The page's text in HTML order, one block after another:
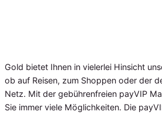
Gold bietet Ihnen in vielerlei Hinsicht
ob auf Reisen, zum Shoppen oder der
Netz. Mit der gebührenfreien payVIP
Sie immer viele Möglichkeiten. Die